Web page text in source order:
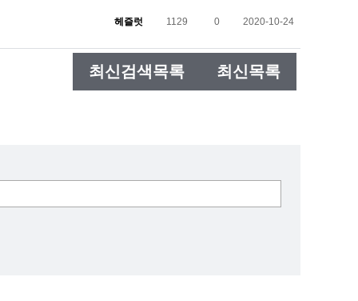
헤즐럿 1129 0 2020-10-24
최신검색목록 최신목록